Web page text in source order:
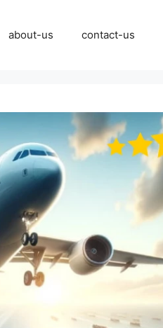
contact-us
about-us